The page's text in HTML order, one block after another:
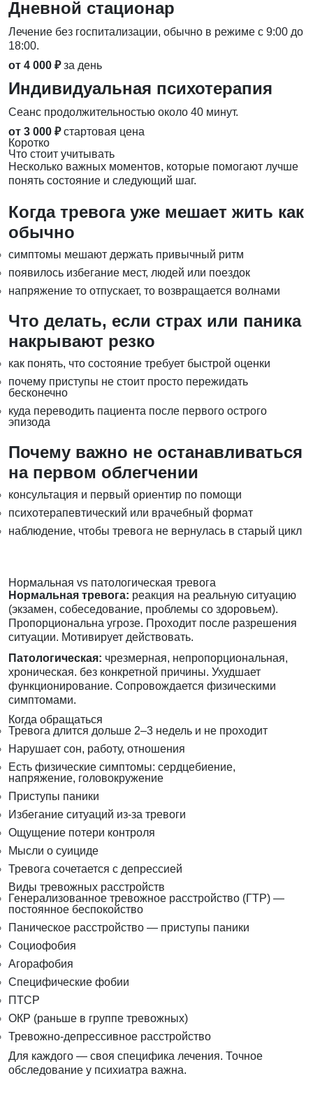
Дневной стационар
Лечение без госпитализации, обычно в режиме с 9:00 до
18:00.
от 4 000 ₽ за день
Индивидуальная психотерапия
Сеанс продолжительностью около 40 минут.
от 3 000 ₽ стартовая цена
Коротко
Что стоит учитывать
Несколько важных моментов, которые помогают лучше
понять состояние и следующий шаг.
Когда тревога уже мешает жить как
обычно
симптомы мешают держать привычный ритм
появилось избегание мест, людей или поездок
напряжение то отпускает, то возвращается волнами
Что делать, если страх или паника
накрывают резко
как понять, что состояние требует быстрой оценки
почему приступы не стоит просто пережидать
бесконечно
куда переводить пациента после первого острого
эпизода
Почему важно не останавливаться
на первом облегчении
консультация и первый ориентир по помощи
психотерапевтический или врачебный формат
наблюдение, чтобы тревога не вернулась в старый цикл
Нормальная vs патологическая тревога
Нормальная тревога: реакция на реальную ситуацию
(экзамен, собеседование, проблемы со здоровьем).
Пропорциональна угрозе. Проходит после разрешения
ситуации. Мотивирует действовать.
Патологическая: чрезмерная, непропорциональная,
хроническая. без конкретной причины. Ухудшает
функционирование. Сопровождается физическими
симптомами.
Когда обращаться
Тревога длится дольше 2–3 недель и не проходит
Нарушает сон, работу, отношения
Есть физические симптомы: сердцебиение,
напряжение, головокружение
Приступы паники
Избегание ситуаций из-за тревоги
Ощущение потери контроля
Мысли о суициде
Тревога сочетается с депрессией
Виды тревожных расстройств
Генерализованное тревожное расстройство (ГТР) —
постоянное беспокойство
Паническое расстройство — приступы паники
Социофобия
Агорафобия
Специфические фобии
ПТСР
ОКР (раньше в группе тревожных)
Тревожно-депрессивное расстройство
Для каждого — своя специфика лечения. Точное
обследование у психиатра важна.